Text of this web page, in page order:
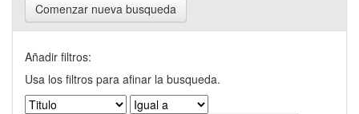
Comenzar nueva busqueda
Añadir filtros:
Usa los filtros para afinar la busqueda.